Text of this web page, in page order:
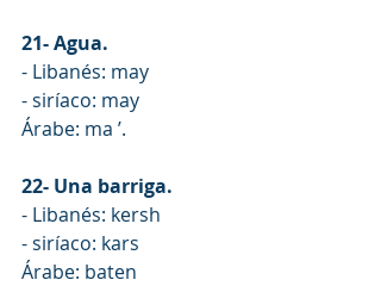
21- Agua.
- Libanés: may
- siríaco: may
Árabe: ma ’.
22- Una barriga.
- Libanés: kersh
- siríaco: kars
Árabe: baten